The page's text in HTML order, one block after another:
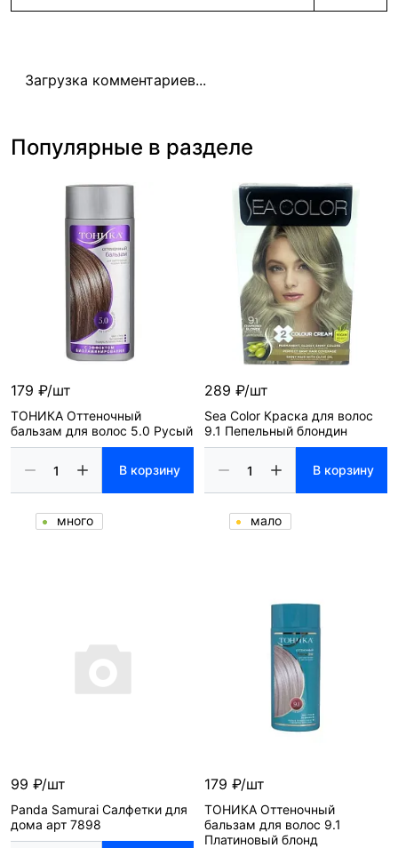
Загрузка комментариев...
Популярные в разделе
179 ₽/шт
ТОНИКА Оттеночный
бальзам для волос 5.0 Русый
В корзину
много
289 ₽/шт
Sea Color Краска для волос
9.1 Пепельный блондин
В корзину
мало
99 ₽/шт
Panda Samurai Салфетки для
дома арт 7898
179 ₽/шт
ТОНИКА Оттеночный
бальзам для волос 9.1
Платиновый блонд